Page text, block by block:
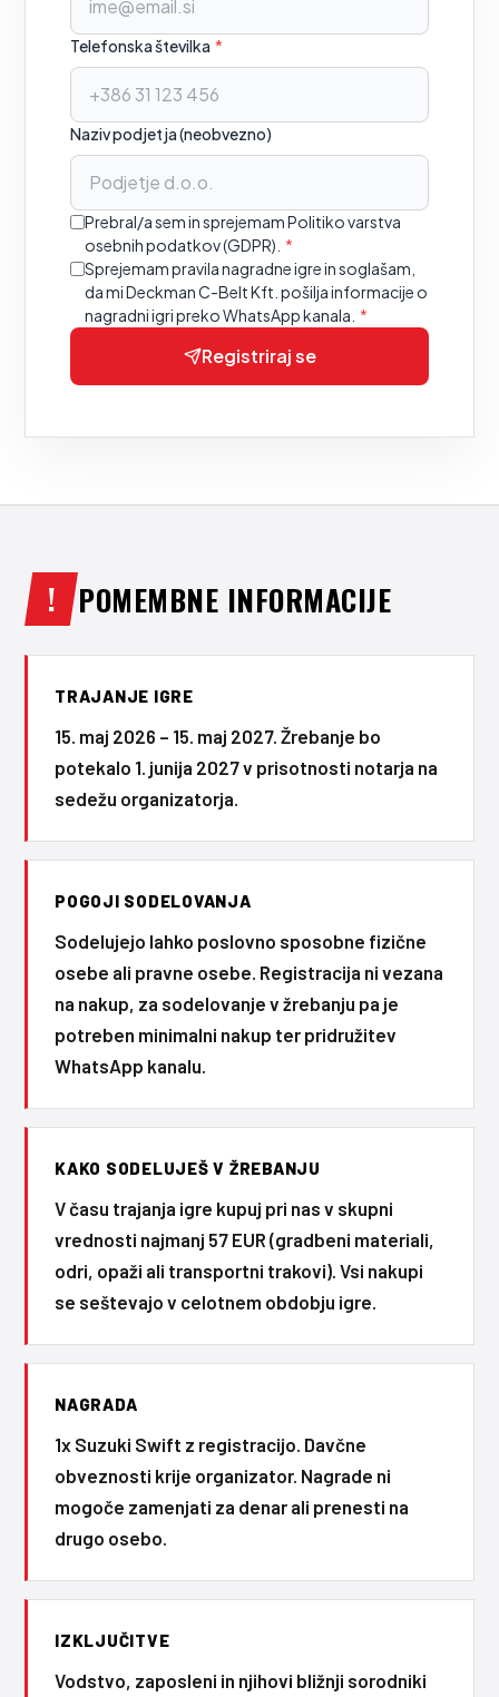
! POMEMBNE INFORMACIJE
TRAJANJE IGRE
15. maj 2026 – 15. maj 2027. Žrebanje bo
potekalo 1. junija 2027 v prisotnosti notarja na
sedežu organizatorja.
POGOJI SODELOVANJA
Sodelujejo lahko poslovno sposobne fizične
osebe ali pravne osebe. Registracija ni vezana
na nakup, za sodelovanje v žrebanju pa je
potreben minimalni nakup ter pridružitev
WhatsApp kanalu.
KAKO SODELUJEŠ V ŽREBANJU
V času trajanja igre kupuj pri nas v skupni
vrednosti najmanj 57 EUR (gradbeni materiali,
odri, opaži ali transportni trakovi). Vsi nakupi
se seštevajo v celotnem obdobju igre.
NAGRADA
1x Suzuki Swift z registracijo. Davčne
obveznosti krije organizator. Nagrade ni
mogoče zamenjati za denar ali prenesti na
drugo osebo.
IZKLJUČITVE
Vodstvo, zaposleni in njihovi bližnji sorodniki